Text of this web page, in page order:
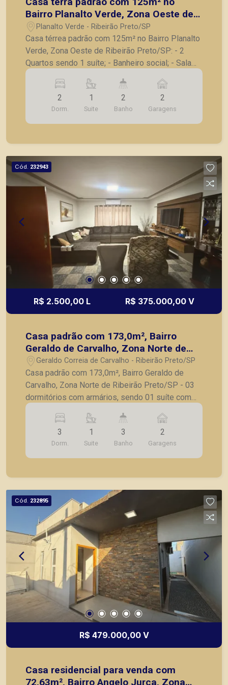
Bairro Planalto Verde, Zona Oeste de
Ribeirão Preto/SP:
Planalto Verde - Ribeirão Preto/SP
Casa térrea padrão com 125m² no Bairro Planalto
Verde, Zona Oeste de Ribeirão Preto/SP: - 2
Quartos sendo 1 suíte; - Banheiro social; - Sala
para 2 ambientes; - Cozinha com armários; -
Lavanderia; - Corredor lateral; - Pequeno quintal
no fundo; - 2 Vagas de garagem. A Piramid tem
como objetivo atender seus clientes com
agilidade e segurança, em locação, vendas de
Preto.
2
Dorm.
1
Suite
2
Banho
2
Garagens
Cód. 232943
R$ 2.500,00 L R$ 375.000,00 V
Casa padrão com 173,0m², Bairro
Geraldo de Carvalho, Zona Norte de
Ribeirão Preto/SP
Geraldo Correia de Carvalho - Ribeirão Preto/SP
Casa padrão com 173,0m², Bairro Geraldo de
Carvalho, Zona Norte de Ribeirão Preto/SP - 03
dormitórios com armários, sendo 01 suíte com
ar-condicionado; - Sala ampla para 02 ambientes
com ar-condicionado; - Copa; - Cozinha planejada;
- Banheiro social; - Área de serviço; - Área
gourmet com churrasqueira; - Edícula nos fundos
com 01 dormitório, sala, cozinha e banheiro; -
com agilidade e segurança, em locação, vendas
de imóveis prontos, usados ou mesmo nos
principais lançamentos da cidade de Ribeirão
Preto.
3
Dorm.
1
Suite
3
Banho
2
Garagens
Cód. 232895
R$ 479.000,00 V
Casa residencial para venda com
72,63m², Bairro Angelo Jurca, Zona